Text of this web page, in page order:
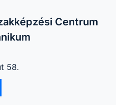
Centrum
58.